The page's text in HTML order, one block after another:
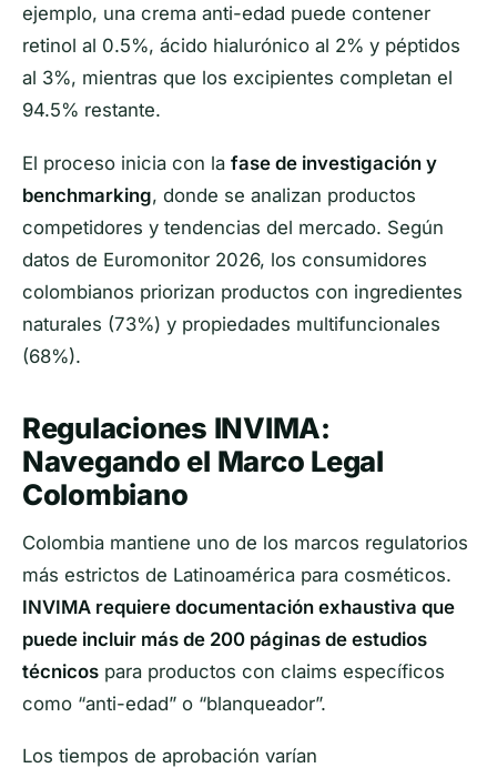
ejemplo, una crema anti-edad puede contener
retinol al 0.5%, ácido hialurónico al 2% y péptidos
al 3%, mientras que los excipientes completan el
94.5% restante.
El proceso inicia con la fase de investigación y
benchmarking, donde se analizan productos
competidores y tendencias del mercado. Según
datos de Euromonitor 2026, los consumidores
colombianos priorizan productos con ingredientes
naturales (73%) y propiedades multifuncionales
(68%).
Regulaciones INVIMA:
Navegando el Marco Legal
Colombiano
Colombia mantiene uno de los marcos regulatorios
más estrictos de Latinoamérica para cosméticos.
INVIMA requiere documentación exhaustiva que
puede incluir más de 200 páginas de estudios
técnicos para productos con claims específicos
como “anti-edad” o “blanqueador”.
Los tiempos de aprobación varían